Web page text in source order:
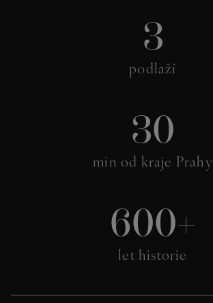
3
podlaží
30
min od kraje Prahy
600+
let historie